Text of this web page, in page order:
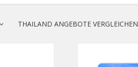
THAILAND ANGEBOTE VERGLEICHEN